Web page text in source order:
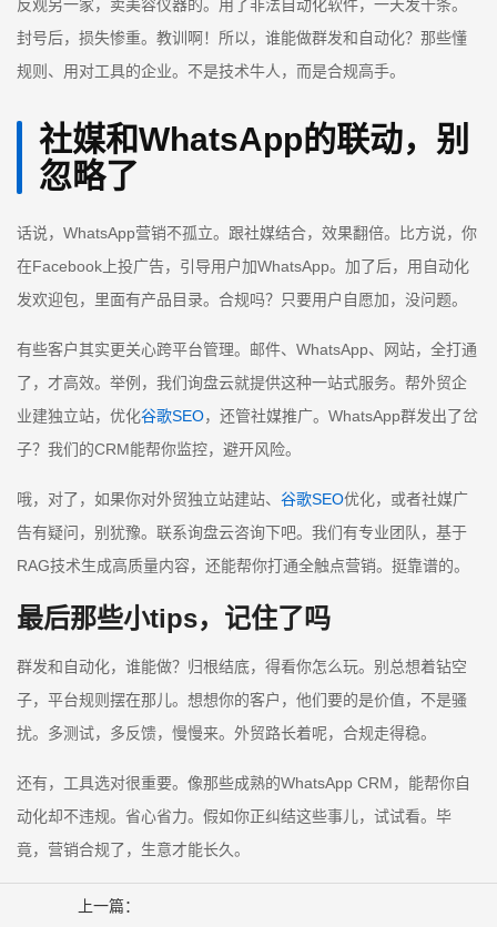
反观另一家，卖美容仪器的。用了非法自动化软件，一天发千条。
封号后，损失惨重。教训啊！所以，谁能做群发和自动化？那些懂
规则、用对工具的企业。不是技术牛人，而是合规高手。
社媒和WhatsApp的联动，别
忽略了
话说，WhatsApp营销不孤立。跟社媒结合，效果翻倍。比方说，你
在Facebook上投广告，引导用户加WhatsApp。加了后，用自动化
发欢迎包，里面有产品目录。合规吗？只要用户自愿加，没问题。
有些客户其实更关心跨平台管理。邮件、WhatsApp、网站，全打通
了，才高效。举例，我们询盘云就提供这种一站式服务。帮外贸企
业建独立站，优化谷歌SEO，还管社媒推广。WhatsApp群发出了岔
子？我们的CRM能帮你监控，避开风险。
哦，对了，如果你对外贸独立站建站、 谷歌SEO优化，或者社媒广
告有疑问，别犹豫。联系询盘云咨询下吧。我们有专业团队，基于
RAG技术生成高质量内容，还能帮你打通全触点营销。挺靠谱的。
最后那些小tips，记住了吗
群发和自动化，谁能做？归根结底，得看你怎么玩。别总想着钻空
子，平台规则摆在那儿。想想你的客户，他们要的是价值，不是骚
扰。多测试，多反馈，慢慢来。外贸路长着呢，合规走得稳。
还有，工具选对很重要。像那些成熟的WhatsApp CRM，能帮你自
动化却不违规。省心省力。假如你正纠结这些事儿，试试看。毕
竟，营销合规了，生意才能长久。
上一篇：